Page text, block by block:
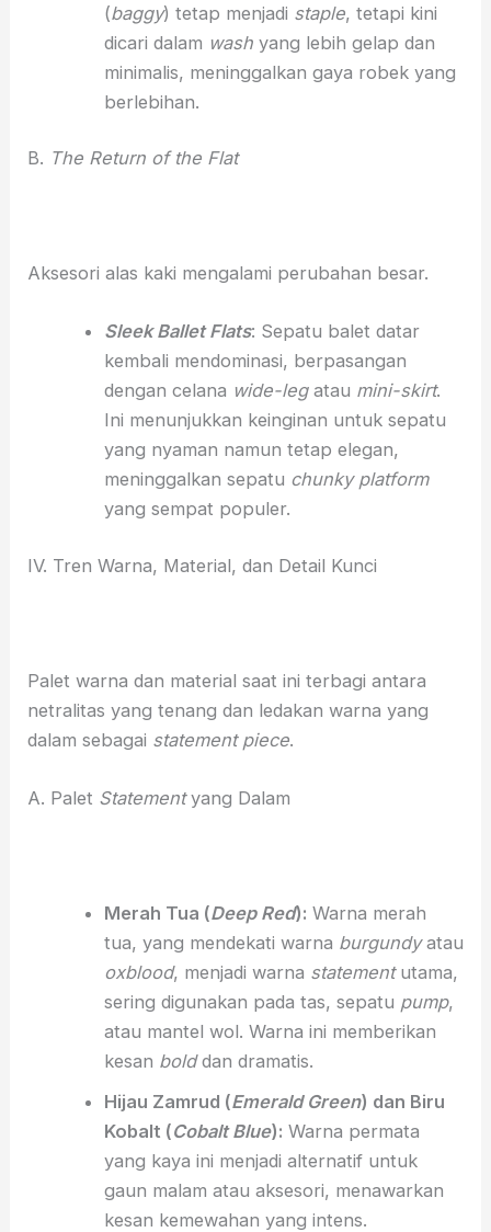
(baggy) tetap menjadi staple, tetapi kini
dicari dalam washyang lebih gelap dan
minimalis, meninggalkan gaya robek yang
berlebihan.
B. The Return of the Flat
Aksesori alas kaki mengalami perubahan besar.
Sleek Ballet Flats: Sepatu balet datar
kembali mendominasi, berpasangan
dengan celana wide-legatau mini-skirt.
Ini menunjukkan keinginan untuk sepatu
yang nyaman namun tetap elegan,
meninggalkan sepatu chunky platform
yang sempat populer.
IV. Tren Warna, Material, dan Detail Kunci
Palet warna dan material saat ini terbagi antara
netralitas yang tenang dan ledakan warna yang
dalam sebagai statement piece.
A. Palet Statementyang Dalam
Merah Tua (Deep Red): Warna merah
tua, yang mendekati warna burgundyatau
oxblood, menjadi warna statementutama,
sering digunakan pada tas, sepatu pump,
atau mantel wol. Warna ini memberikan
kesan bolddan dramatis.
Hijau Zamrud (Emerald Green) dan Biru
Kobalt (Cobalt Blue): Warna permata
yang kaya ini menjadi alternatif untuk
gaun malam atau aksesori, menawarkan
kesan kemewahan yang intens.